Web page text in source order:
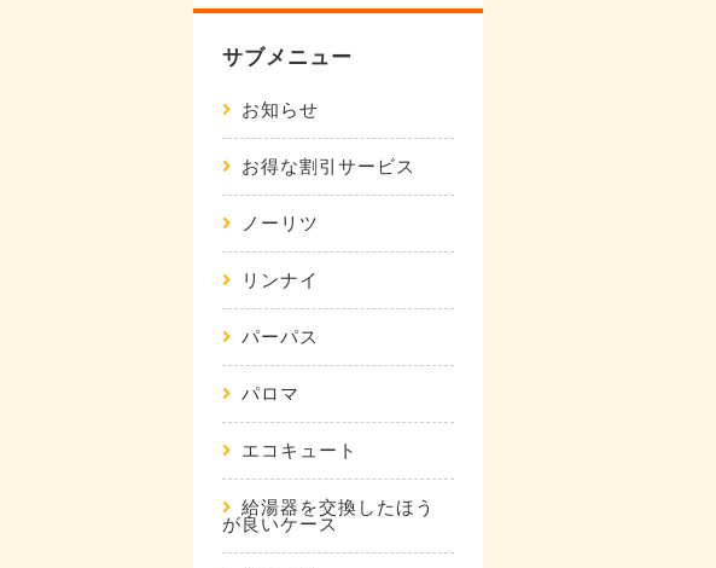
サブメニュー
お知らせ
お得な割引サービス
ノーリツ
リンナイ
パーパス
パロマ
エコキュート
給湯器を交換したほう
が良いケース